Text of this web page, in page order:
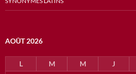
AOÛT 2026
L M M J